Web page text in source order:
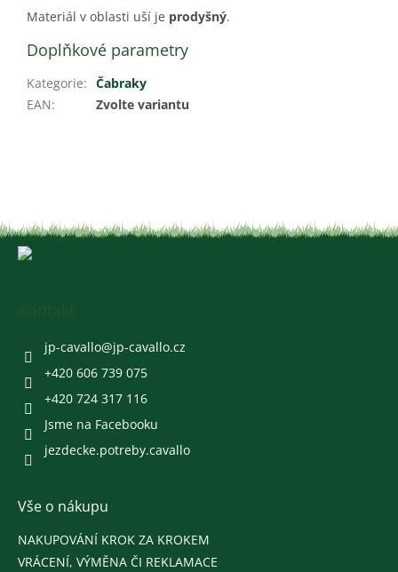
Materiál v oblasti uší je prodyšný.
Doplňkové parametry
Kategorie: Čabraky
EAN: Zvolte variantu
jp-cavallo@jp-cavallo.cz
+420 606 739 075
+420 724 317 116
Jsme na Facebooku
jezdecke.potreby.cavallo
Vše o nákupu
NAKUPOVÁNÍ KROK ZA KROKEM
VRÁCENÍ, VÝMĚNA ČI REKLAMACE